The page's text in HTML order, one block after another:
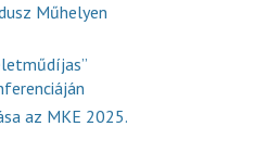
Műhelyen
az MKE 2025.